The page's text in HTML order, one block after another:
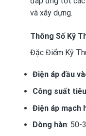
và xây dựng.
Thông Số Kỹ
Đặc Điểm Kỹ
Điện áp đầu
Công suất
Điện áp mạch
Dòng hàn: 50-